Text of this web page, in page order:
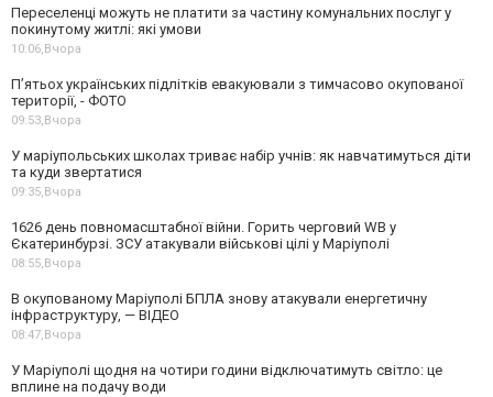
Переселенці можуть не платити за частину комунальних послуг у
покинутому житлі: які умови
10:06,Вчора
П’ятьох українських підлітків евакуювали з тимчасово окупованої
території, - ФОТО
09:53,Вчора
У маріупольських школах триває набір учнів: як навчатимуться діти
та куди звертатися
09:35,Вчора
1626 день повномасштабної війни. Горить черговий WB у
Єкатеринбурзі. ЗСУ атакували військові цілі у Маріуполі
08:55,Вчора
В окупованому Маріуполі БПЛА знову атакували енергетичну
інфраструктуру, — ВІДЕО
08:47,Вчора
У Маріуполі щодня на чотири години відключатимуть світло: це
вплине на подачу води